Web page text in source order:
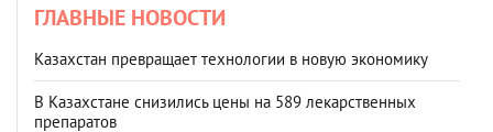
ГЛАВНЫЕ НОВОСТИ
Казахстан превращает технологии в новую экономику
В Казахстане снизились цены на 589 лекарственных
препаратов